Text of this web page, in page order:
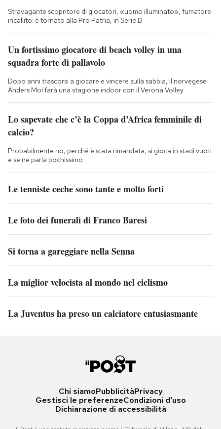
Stravagante scopritore di giocatori, «uomo illuminato», fumatore
incallito: è tornato alla Pro Patria, in Serie D
Un fortissimo giocatore di beach volley in una
squadra forte di pallavolo
Dopo anni trascorsi a giocare e vincere sulla sabbia, il norvegese
Anders Mol farà una stagione indoor con il Verona Volley
Lo sapevate che c’è la Coppa d’Africa femminile di
calcio?
Probabilmente no, perché è stata rimandata, si gioca in stadi vuoti
e se ne parla pochissimo
Le tenniste ceche sono tante e molto forti
Le foto dei funerali di Franco Baresi
Si torna a gareggiare nella Senna
La miglior velocista al mondo nel ciclismo
La Juventus ha preso un calciatore entusiasmante
Chi siamoPubblicitàPrivacy
Gestisci le preferenzeCondizioni d'uso
Dichiarazione di accessibilità